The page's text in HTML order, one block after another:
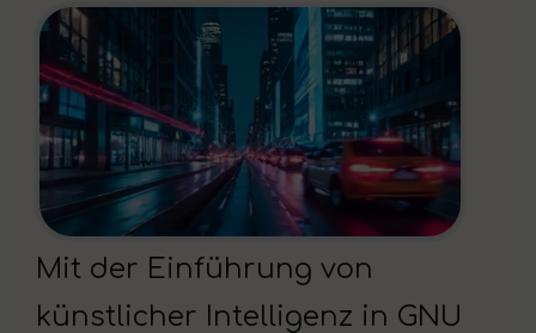
Mit der Einführung von
künstlicher Intelligenz in GNU